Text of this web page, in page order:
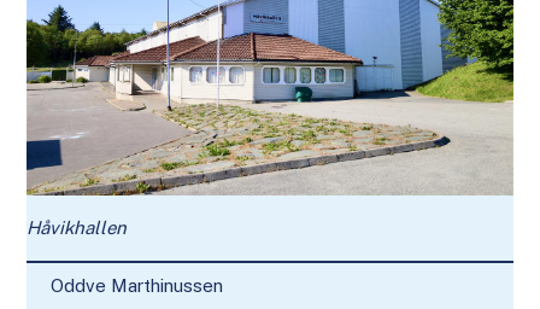
Håvikhallen
Oddve Marthinussen